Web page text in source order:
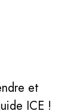
et
ICE !